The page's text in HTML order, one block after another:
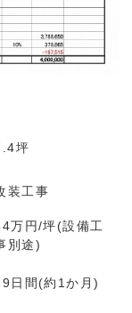
坪
装工事
万円/坪(設備工
別途)
日間(約1か月)